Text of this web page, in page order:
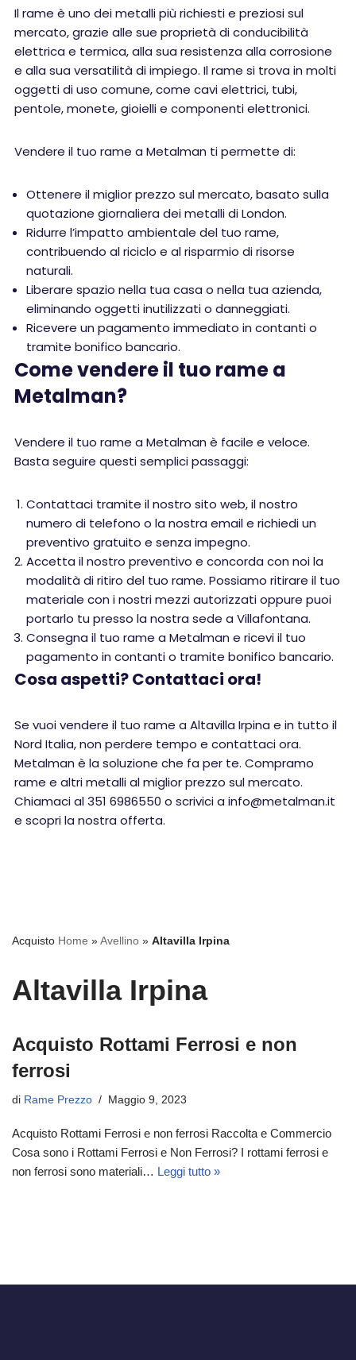
Il rame è uno dei metalli più richiesti e preziosi sul
mercato, grazie alle sue proprietà di conducibilità
elettrica e termica, alla sua resistenza alla corrosione
e alla sua versatilità di impiego. Il rame si trova in molti
oggetti di uso comune, come cavi elettrici, tubi,
pentole, monete, gioielli e componenti elettronici.
Vendere il tuo rame a Metalman ti permette di:
Ottenere il miglior prezzo sul mercato, basato sulla
quotazione giornaliera dei metalli di London.
Ridurre l’impatto ambientale del tuo rame,
contribuendo al riciclo e al risparmio di risorse
naturali.
Liberare spazio nella tua casa o nella tua azienda,
eliminando oggetti inutilizzati o danneggiati.
Ricevere un pagamento immediato in contanti o
tramite bonifico bancario.
Come vendere il tuo rame a
Metalman?
Vendere il tuo rame a Metalman è facile e veloce.
Basta seguire questi semplici passaggi:
Contattaci tramite il nostro sito web, il nostro
numero di telefono o la nostra email e richiedi un
preventivo gratuito e senza impegno.
Accetta il nostro preventivo e concorda con noi la
modalità di ritiro del tuo rame. Possiamo ritirare il tuo
materiale con i nostri mezzi autorizzati oppure puoi
portarlo tu presso la nostra sede a Villafontana.
Consegna il tuo rame a Metalman e ricevi il tuo
pagamento in contanti o tramite bonifico bancario.
Cosa aspetti? Contattaci ora!
Se vuoi vendere il tuo rame a Altavilla Irpina e in tutto il
Nord Italia, non perdere tempo e contattaci ora.
Metalman è la soluzione che fa per te. Compramo
rame e altri metalli al miglior prezzo sul mercato.
Chiamaci al 351 6986550 o scrivici a info@metalman.it
e scopri la nostra offerta.
Acquisto Home »Avellino » Altavilla Irpina
Altavilla Irpina
Acquisto Rottami Ferrosi e non
ferrosi
di Rame Prezzo Maggio 9, 2023
Acquisto Rottami Ferrosi e non ferrosi Raccolta e Commercio
Cosa sono i Rottami Ferrosi e Non Ferrosi? I rottami ferrosi e
non ferrosi sono materiali… Leggi tutto »